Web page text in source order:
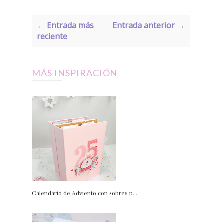
← Entrada más
reciente
Entrada anterior →
MÁS INSPIRACIÓN
Calendario de Adviento con sobres p...